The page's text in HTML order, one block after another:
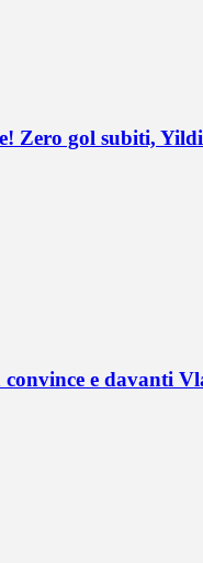
Zero gol subiti,
e davanti